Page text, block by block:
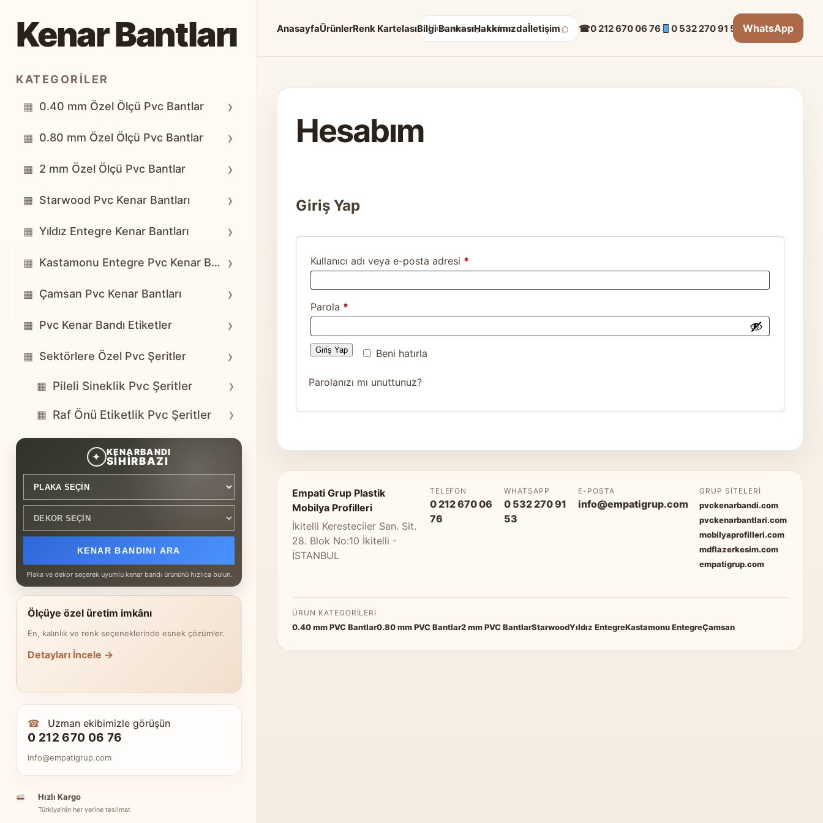
Kenar Bantları
KATEGORILER
▦ 0.40 mm Özel Ölçü Pvc Bantlar ›
▦ 0.80 mm Özel Ölçü Pvc Bantlar ›
▦ 2 mm Özel Ölçü Pvc Bantlar ›
▦ Starwood Pvc Kenar Bantları ›
▦ Yıldız Entegre Kenar Bantları ›
▦ Kastamonu Entegre Pvc Kenar Bantları ›
▦ Çamsan Pvc Kenar Bantları ›
▦ Pvc Kenar Bandı Etiketler ›
▦ Sektörlere Özel Pvc Şeritler ›
▦ Pileli Sineklik Pvc Şeritler ›
▦ Raf Önü Etiketlik Pvc Şeritler ›
✦ KENARBANDI
SİHİRBAZI
KENAR BANDINI ARA
Plaka ve dekor seçerek uyumlu kenar bandı ürününü hızlıca bulun.
Ölçüye özel üretim imkânı
En, kalınlık ve renk seçeneklerinde esnek çözümler.
Detayları İncele →
☎ Uzman ekibimizle görüşün
0 212 670 06 76
info@empatigrup.com
Hızlı Kargo
Türkiye’nin her yerine teslimat
AnasayfaÜrünlerRenk KartelasıBilgi BankasıHakkımızdaİletişim
Arama: ⌕ ☎0 212 670 06 76 0 532 270 91 53 WhatsApp
Hesabım
Giriş Yap
Kullanıcı adı veya e-posta adresi *
Parola *
Beni hatırla
Giriş Yap
Parolanızı mı unuttunuz?
Empati Grup Plastik
Mobilya Profilleri
İkitelli Keresteciler San. Sit.
28. Blok No:10 İkitelli -
İSTANBUL
TELEFON
0 212 670 06
76
WHATSAPP
0 532 270 91
53
E-POSTA
info@empatigrup.com
GRUP SITELERI
pvckenarbandi.com
pvckenarbantlari.com
mobilyaprofilleri.com
mdflazerkesim.com
empatigrup.com
ÜRÜN KATEGORILERI
0.40 mm PVC Bantlar0.80 mm PVC Bantlar2 mm PVC BantlarStarwoodYıldız EntegreKastamonu EntegreÇamsan